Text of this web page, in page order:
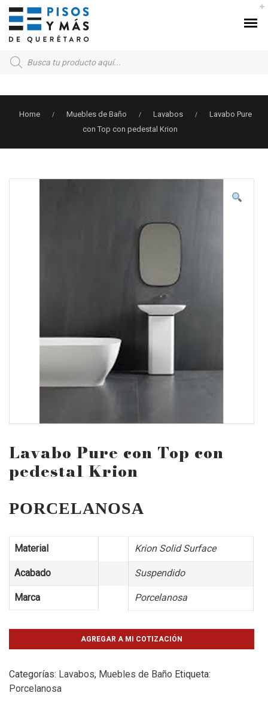
Products
search
Home / Muebles de Baño / Lavabos /
Lavabo Pure
con Top con pedestal Krion
Lavabo Pure con Top con
pedestal Krion
PORCELANOSA
Material Krion Solid Surface
Acabado Suspendido
Marca Porcelanosa
AGREGAR A MI COTIZACIÓN
Categorías: Lavabos, Muebles de Baño Etiqueta:
Porcelanosa